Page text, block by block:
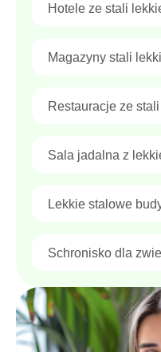
Hotele ze stali
Magazyny stali
Restauracje ze
Sala jadalna z
Lekkie stalowe
Schronisko dla